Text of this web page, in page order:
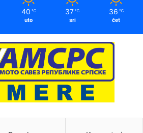
40 ℃
uto
37 ℃
sri
36 ℃
čet